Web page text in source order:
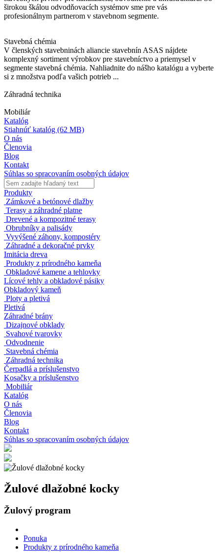
širokou škálou odvodňovacích systémov sme pre vás
profesionálnym partnerom v stavebnom segmente.
Stavebná chémia
V členských stavebninách aliancie stavebnín ASAS nájdete
komplexný sortiment výrobkov pre stavebníctvo a priemysel v
segmente stavebná chémia. Nahliadnite do nášho katalógu a vyberte
si z množstva podľa vašich potrieb ...
Záhradná technika
Mobiliár
Katalóg
Stiahnúť katalóg (62 MB)
O nás
Členovia
Blog
Kontakt
Súhlas so spracovaním osobných údajov
Produkty
Zámkové a betónové dlažby
Terasy a záhradné platne
Drevené a kompozitné terasy
Obrubníky a palisády
Vyvýšené záhony, kompostéry
Záhradné a dekoračné prvky
Imitácia dreva
Produkty z prírodného kameňa
Obkladové kamene a tehlovky
Lícové tehly a obkladové pásiky
Obkladový kameň
Ploty a pletivá
Pletivá
Záhradné brány
Dizajnové obklady
Svahové tvarovky
Odvodnenie
Stavebná chémia
Záhradná technika
Čerpadlá a príslušenstvo
Kosačky a príslušenstvo
Mobiliár
Katalóg
O nás
Členovia
Blog
Kontakt
Súhlas so spracovaním osobných údajov
Žulové dlažobné kocky
Žulový program
Ponuka
Produkty z prírodného kameňa